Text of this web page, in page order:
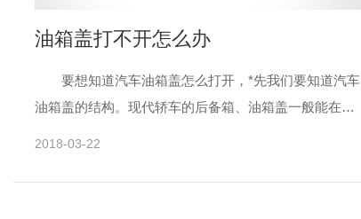
油箱盖打不开怎么办
要想知道汽车油箱盖怎么打开，*先我们要知道汽车
油箱盖的结构。现代轿车的后备箱、油箱盖一般能在驾
2018-03-22